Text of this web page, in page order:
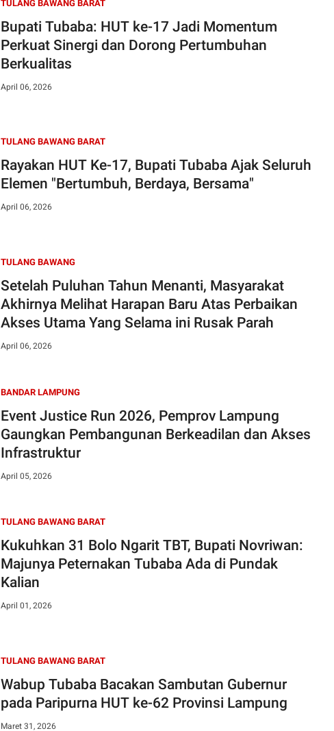
TULANG BAWANG BARAT
Bupati Tubaba: HUT ke-17 Jadi Momentum
Perkuat Sinergi dan Dorong Pertumbuhan
Berkualitas
April 06, 2026
TULANG BAWANG BARAT
Rayakan HUT Ke-17, Bupati Tubaba Ajak Seluruh
Elemen "Bertumbuh, Berdaya, Bersama"
April 06, 2026
TULANG BAWANG
Setelah Puluhan Tahun Menanti, Masyarakat
Akhirnya Melihat Harapan Baru Atas Perbaikan
Akses Utama Yang Selama ini Rusak Parah
April 06, 2026
BANDAR LAMPUNG
Event Justice Run 2026, Pemprov Lampung
Gaungkan Pembangunan Berkeadilan dan Akses
Infrastruktur
April 05, 2026
TULANG BAWANG BARAT
Kukuhkan 31 Bolo Ngarit TBT, Bupati Novriwan:
Majunya Peternakan Tubaba Ada di Pundak
Kalian
April 01, 2026
TULANG BAWANG BARAT
Wabup Tubaba Bacakan Sambutan Gubernur
pada Paripurna HUT ke-62 Provinsi Lampung
Maret 31, 2026